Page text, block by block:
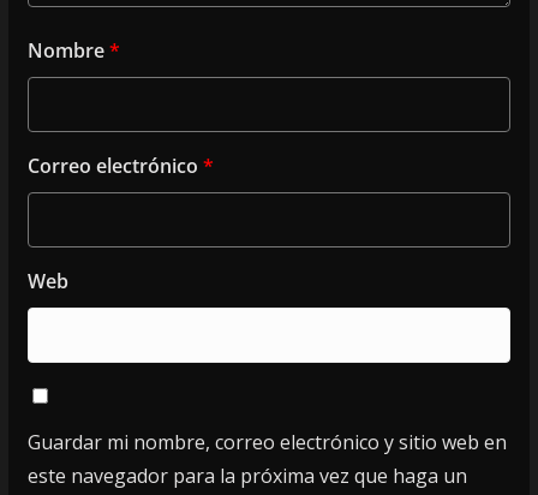
Nombre*
Correo electrónico *
Web
Guardar mi nombre, correo electrónico y sitio web en
este navegador para la próxima vez que haga un